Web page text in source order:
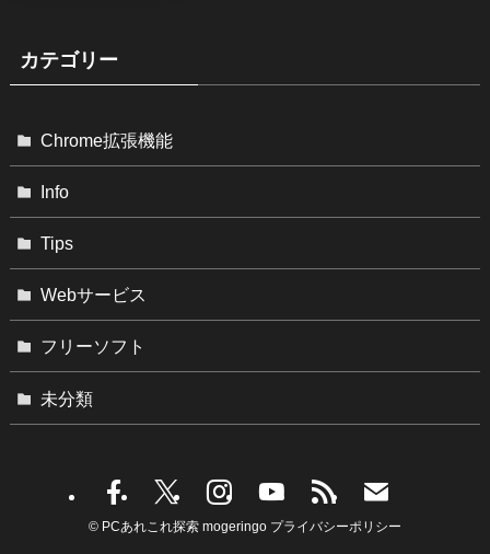
カテゴリー
Chrome拡張機能
Info
Tips
Webサービス
フリーソフト
未分類
© PCあれこれ探索 mogeringo プライバシーポリシー